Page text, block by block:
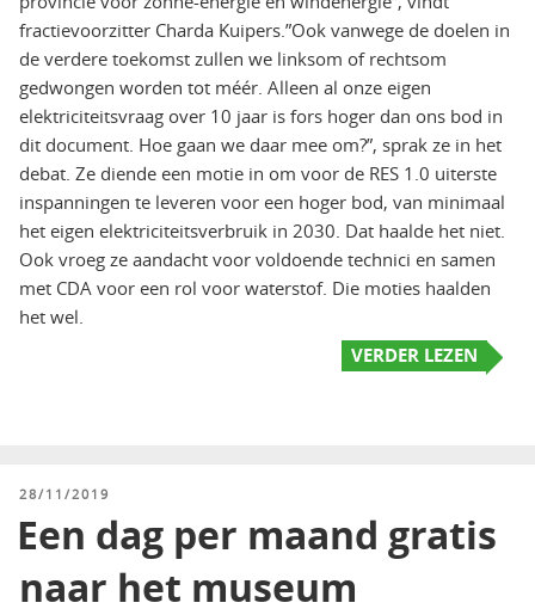
fractievoorzitter Charda Kuipers.”Ook vanwege de doelen in
de verdere toekomst zullen we linksom of rechtsom
gedwongen worden tot méér. Alleen al onze eigen
elektriciteitsvraag over 10 jaar is fors hoger dan ons bod in
dit document. Hoe gaan we daar mee om?”, sprak ze in het
debat. Ze diende een motie in om voor de RES 1.0 uiterste
inspanningen te leveren voor een hoger bod, van minimaal
het eigen elektriciteitsverbruik in 2030. Dat haalde het niet.
Ook vroeg ze aandacht voor voldoende technici en samen
met CDA voor een rol voor waterstof. Die moties haalden
het wel.
VERDER LEZEN
GEPLAATST
28/11/2019
Een dag per maand gratis
naar het museum